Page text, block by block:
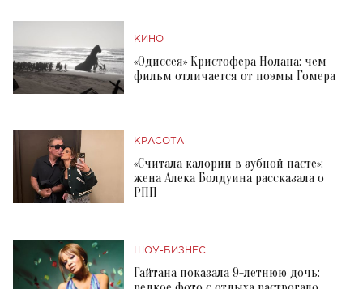
КИНО
«Одиссея» Кристофера Нолана: чем
фильм отличается от поэмы Гомера
КРАСОТА
«Считала калории в зубной пасте»:
жена Алека Болдуина рассказала о
РПП
ШОУ-БИЗНЕС
Гайтана показала 9-летнюю дочь: